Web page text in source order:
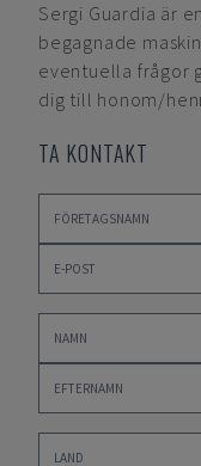
Sergi Guardia är
begagnade
eventuella frågor
dig till honom/
TA KONTAKT